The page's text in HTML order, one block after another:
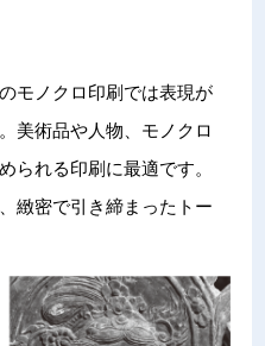
モノクロ印刷では表現が
美術品や人物、モノクロ
られる印刷に最適です。
緻密で引き締まったトー